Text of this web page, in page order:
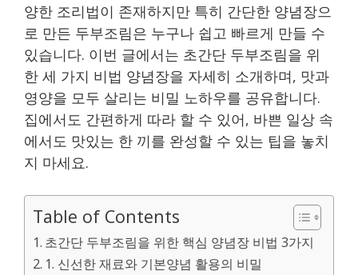
양한 조리법이 존재하지만 특히 간단한 양념장으
로 만든 두부조림은 누구나 쉽고 빠르게 만들 수
있습니다. 이번 글에서는 초간단 두부조림을 위
한 세 가지 비법 양념장을 자세히 소개하며, 맛과
영양을 모두 살리는 비밀 노하우를 공유합니다.
집에서도 간편하게 따라 할 수 있어, 바쁜 일상 속
에서도 맛있는 한 끼를 완성할 수 있는 팁을 놓치
지 마세요.
Table of Contents
초간단 두부조림을 위한 핵심 양념장 비법 3가지
1. 신선한 재료와 기본양념 활용의 비밀